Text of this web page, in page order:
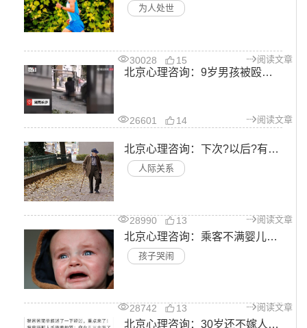
为人处世
30028 15 阅读文章
北京心理咨询：9岁男孩被殴打致死，背后的真相到底是什么?
26601 14 阅读文章
北京心理咨询：下次?以后?有些再见却是永远都不再见
人际关系
28990 13 阅读文章
北京心理咨询：乘客不满婴儿飞机上哭闹，被母亲怒怼有本事你们别生孩子
孩子哭闹
28742 13 阅读文章
北京心理咨询：30岁还不嫁人丢不丢人，别用你的闲言批判我的人生